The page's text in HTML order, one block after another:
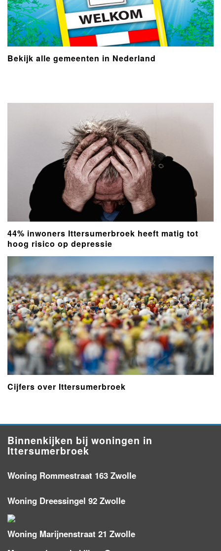
Bekijk alle gemeenten in Nederland
44% inwoners Ittersumerbroek heeft matig tot
hoog risico op depressie
Cijfers over Ittersumerbroek
Binnenkijken bij woningen in
Ittersumerbroek
Woning Rommestraat 163 Zwolle
Woning Dreessingel 92 Zwolle
Woning Marijnenstraat 21 Zwolle